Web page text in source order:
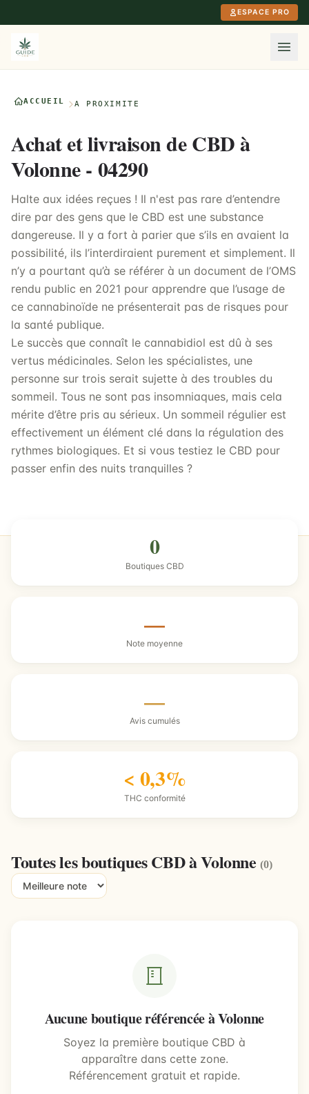
ESPACE PRO
ACCUEIL À PROXIMITÉ
Achat et livraison de CBD à
Volonne - 04290
Halte aux idées reçues ! Il n'est pas rare d’entendre
dire par des gens que le CBD est une substance
dangereuse. Il y a fort à parier que s’ils en avaient la
possibilité, ils l’interdiraient purement et simplement. Il
n’y a pourtant qu’à se référer à un document de l’OMS
rendu public en 2021 pour apprendre que l’usage de
ce cannabinoïde ne présenterait pas de risques pour
la santé publique.
Le succès que connaît le cannabidiol est dû à ses
vertus médicinales. Selon les spécialistes, une
personne sur trois serait sujette à des troubles du
sommeil. Tous ne sont pas insomniaques, mais cela
mérite d’être pris au sérieux. Un sommeil régulier est
effectivement un élément clé dans la régulation des
rythmes biologiques. Et si vous testiez le CBD pour
passer enfin des nuits tranquilles ?
0
Boutiques CBD
—
Note moyenne
—
Avis cumulés
< 0,3%
THC conformité
Toutes les boutiques CBD à Volonne(0)
Aucune boutique référencée à Volonne
Soyez la première boutique CBD à
apparaître dans cette zone.
Référencement gratuit et rapide.